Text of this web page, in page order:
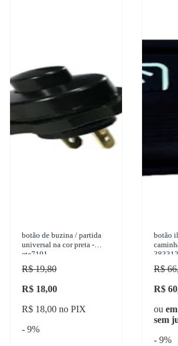
botão de buzina / partida
universal na cor preta -
ete7191
R$ 19,80
R$ 18,00
R$ 18,00 no PIX
- 9%
botão
R$
R$
ou
sem
- 9%